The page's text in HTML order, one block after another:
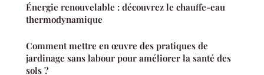
Énergie renouvelable : découvrez le chauffe-eau
thermodynamique
Comment mettre en œuvre des pratiques de
jardinage sans labour pour améliorer la santé des
sols ?